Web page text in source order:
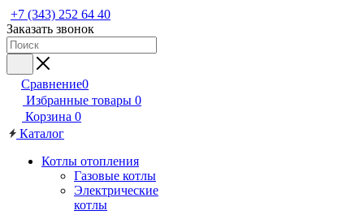
+7 (343) 252 64 40
Заказать звонок
Сравнение0
Избранные товары 0
Корзина 0
Каталог
Котлы отопления
Газовые котлы
Электрические
котлы